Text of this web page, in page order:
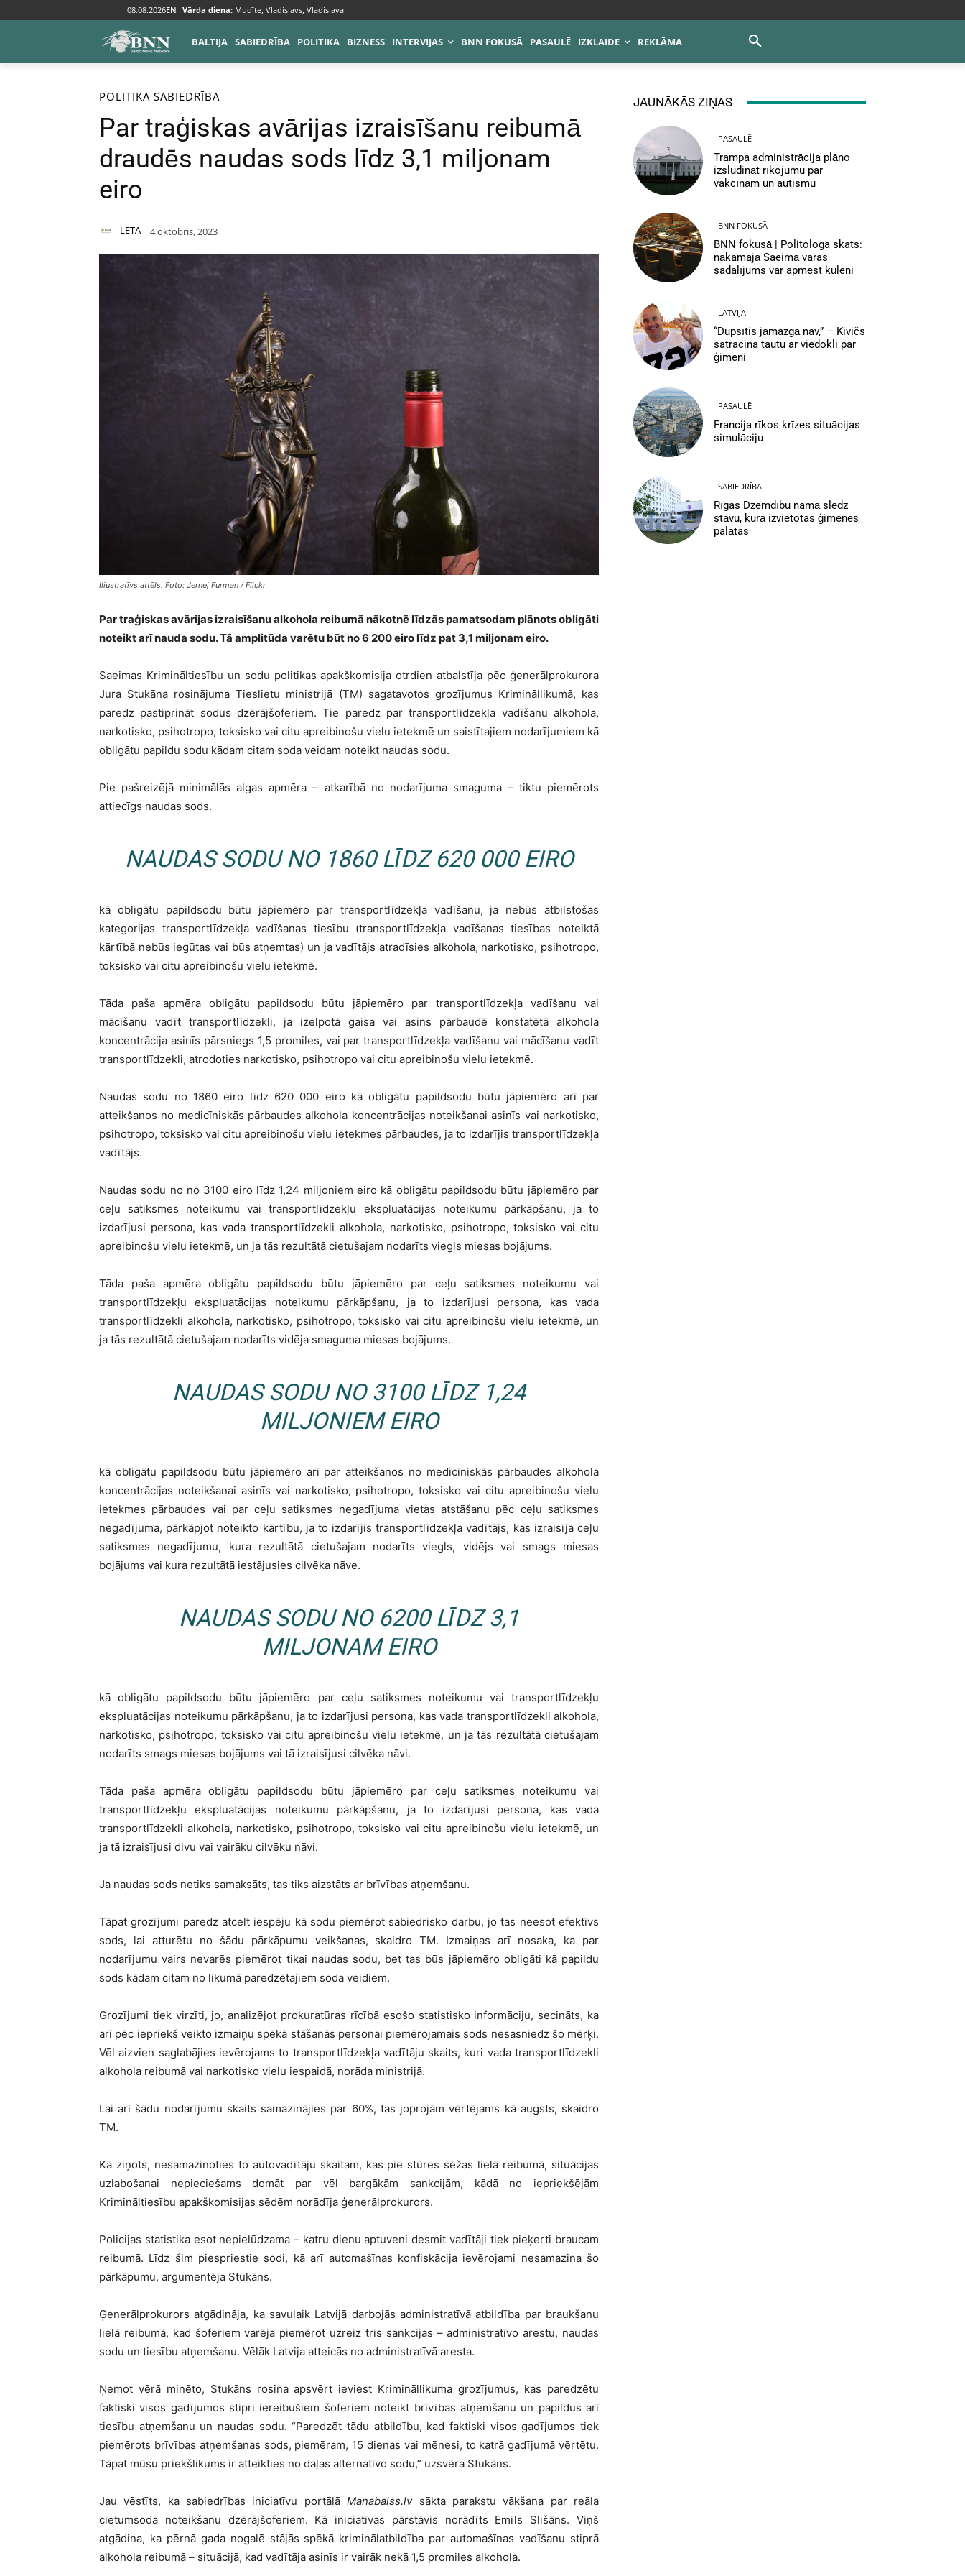
08.08.2026EN Vārda diena: Mudīte, Vladislavs, Vladislava
BALTIJA SABIEDRĪBA POLITIKA BIZNESS INTERVIJAS BNN FOKUSĀ PASAULĒ IZKLAIDE REKLĀMA
Sākums Politika
POLITIKA SABIEDRĪBA
Par traģiskas avārijas izraisīšanu reibumā
draudēs naudas sods līdz 3,1 miljonam
eiro
LETA 4 oktobris, 2023
Iliustratīvs attēls. Foto: Jernej Furman / Flickr
Par traģiskas avārijas izraisīšanu alkohola reibumā nākotnē līdzās pamatsodam plānots obligāti
noteikt arī nauda sodu. Tā amplitūda varētu būt no 6 200 eiro līdz pat 3,1 miljonam eiro.
Saeimas Krimināltiesību un sodu politikas apakškomisija otrdien atbalstīja pēc ģenerālprokurora
Jura Stukāna rosinājuma Tieslietu ministrijā (TM) sagatavotos grozījumus Krimināllikumā, kas
paredz pastiprināt sodus dzērājšoferiem. Tie paredz par transportlīdzekļa vadīšanu alkohola,
narkotisko, psihotropo, toksisko vai citu apreibinošu vielu ietekmē un saistītajiem nodarījumiem kā
obligātu papildu sodu kādam citam soda veidam noteikt naudas sodu.
Pie pašreizējā minimālās algas apmēra – atkarībā no nodarījuma smaguma – tiktu piemērots
attiecīgs naudas sods.
NAUDAS SODU NO 1860 LĪDZ 620 000 EIRO
kā obligātu papildsodu būtu jāpiemēro par transportlīdzekļa vadīšanu, ja nebūs atbilstošas
kategorijas transportlīdzekļa vadīšanas tiesību (transportlīdzekļa vadīšanas tiesības noteiktā
kārtībā nebūs iegūtas vai būs atņemtas) un ja vadītājs atradīsies alkohola, narkotisko, psihotropo,
toksisko vai citu apreibinošu vielu ietekmē.
Tāda paša apmēra obligātu papildsodu būtu jāpiemēro par transportlīdzekļa vadīšanu vai
mācīšanu vadīt transportlīdzekli, ja izelpotā gaisa vai asins pārbaudē konstatētā alkohola
koncentrācija asinīs pārsniegs 1,5 promiles, vai par transportlīdzekļa vadīšanu vai mācīšanu vadīt
transportlīdzekli, atrodoties narkotisko, psihotropo vai citu apreibinošu vielu ietekmē.
Naudas sodu no 1860 eiro līdz 620 000 eiro kā obligātu papildsodu būtu jāpiemēro arī par
atteikšanos no medicīniskās pārbaudes alkohola koncentrācijas noteikšanai asinīs vai narkotisko,
psihotropo, toksisko vai citu apreibinošu vielu ietekmes pārbaudes, ja to izdarījis transportlīdzekļa
vadītājs.
Naudas sodu no no 3100 eiro līdz 1,24 miljoniem eiro kā obligātu papildsodu būtu jāpiemēro par
ceļu satiksmes noteikumu vai transportlīdzekļu ekspluatācijas noteikumu pārkāpšanu, ja to
izdarījusi persona, kas vada transportlīdzekli alkohola, narkotisko, psihotropo, toksisko vai citu
apreibinošu vielu ietekmē, un ja tās rezultātā cietušajam nodarīts viegls miesas bojājums.
Tāda paša apmēra obligātu papildsodu būtu jāpiemēro par ceļu satiksmes noteikumu vai
transportlīdzekļu ekspluatācijas noteikumu pārkāpšanu, ja to izdarījusi persona, kas vada
transportlīdzekli alkohola, narkotisko, psihotropo, toksisko vai citu apreibinošu vielu ietekmē, un
ja tās rezultātā cietušajam nodarīts vidēja smaguma miesas bojājums.
NAUDAS SODU NO 3100 LĪDZ 1,24
MILJONIEM EIRO
kā obligātu papildsodu būtu jāpiemēro arī par atteikšanos no medicīniskās pārbaudes alkohola
koncentrācijas noteikšanai asinīs vai narkotisko, psihotropo, toksisko vai citu apreibinošu vielu
ietekmes pārbaudes vai par ceļu satiksmes negadījuma vietas atstāšanu pēc ceļu satiksmes
negadījuma, pārkāpjot noteikto kārtību, ja to izdarījis transportlīdzekļa vadītājs, kas izraisīja ceļu
satiksmes negadījumu, kura rezultātā cietušajam nodarīts viegls, vidējs vai smags miesas
bojājums vai kura rezultātā iestājusies cilvēka nāve.
NAUDAS SODU NO 6200 LĪDZ 3,1
MILJONAM EIRO
kā obligātu papildsodu būtu jāpiemēro par ceļu satiksmes noteikumu vai transportlīdzekļu
ekspluatācijas noteikumu pārkāpšanu, ja to izdarījusi persona, kas vada transportlīdzekli alkohola,
narkotisko, psihotropo, toksisko vai citu apreibinošu vielu ietekmē, un ja tās rezultātā cietušajam
nodarīts smags miesas bojājums vai tā izraisījusi cilvēka nāvi.
Tāda paša apmēra obligātu papildsodu būtu jāpiemēro par ceļu satiksmes noteikumu vai
transportlīdzekļu ekspluatācijas noteikumu pārkāpšanu, ja to izdarījusi persona, kas vada
transportlīdzekli alkohola, narkotisko, psihotropo, toksisko vai citu apreibinošu vielu ietekmē, un
ja tā izraisījusi divu vai vairāku cilvēku nāvi.
Ja naudas sods netiks samaksāts, tas tiks aizstāts ar brīvības atņemšanu.
Tāpat grozījumi paredz atcelt iespēju kā sodu piemērot sabiedrisko darbu, jo tas neesot efektīvs
sods, lai atturētu no šādu pārkāpumu veikšanas, skaidro TM. Izmaiņas arī nosaka, ka par
nodarījumu vairs nevarēs piemērot tikai naudas sodu, bet tas būs jāpiemēro obligāti kā papildu
sods kādam citam no likumā paredzētajiem soda veidiem.
Grozījumi tiek virzīti, jo, analizējot prokuratūras rīcībā esošo statistisko informāciju, secināts, ka
arī pēc iepriekš veikto izmaiņu spēkā stāšanās personai piemērojamais sods nesasniedz šo mērķi.
Vēl aizvien saglabājies ievērojams to transportlīdzekļa vadītāju skaits, kuri vada transportlīdzekli
alkohola reibumā vai narkotisko vielu iespaidā, norāda ministrijā.
Lai arī šādu nodarījumu skaits samazinājies par 60%, tas joprojām vērtējams kā augsts, skaidro
TM.
Kā ziņots, nesamazinoties to autovadītāju skaitam, kas pie stūres sēžas lielā reibumā, situācijas
uzlabošanai nepieciešams domāt par vēl bargākām sankcijām, kādā no iepriekšējām
Krimināltiesību apakškomisijas sēdēm norādīja ģenerālprokurors.
Policijas statistika esot nepielūdzama – katru dienu aptuveni desmit vadītāji tiek pieķerti braucam
reibumā. Līdz šim piespriestie sodi, kā arī automašīnas konfiskācija ievērojami nesamazina šo
pārkāpumu, argumentēja Stukāns.
Ģenerālprokurors atgādināja, ka savulaik Latvijā darbojās administratīvā atbildība par braukšanu
lielā reibumā, kad šoferiem varēja piemērot uzreiz trīs sankcijas – administratīvo arestu, naudas
sodu un tiesību atņemšanu. Vēlāk Latvija atteicās no administratīvā aresta.
Ņemot vērā minēto, Stukāns rosina apsvērt ieviest Krimināllikuma grozījumus, kas paredzētu
faktiski visos gadījumos stipri iereibušiem šoferiem noteikt brīvības atņemšanu un papildus arī
tiesību atņemšanu un naudas sodu. “Paredzēt tādu atbildību, kad faktiski visos gadījumos tiek
piemērots brīvības atņemšanas sods, piemēram, 15 dienas vai mēnesi, to katrā gadījumā vērtētu.
Tāpat mūsu priekšlikums ir atteikties no daļas alternatīvo sodu,” uzsvēra Stukāns.
Jau vēstīts, ka sabiedrības iniciatīvu portālāManabalss.lvsākta parakstu vākšana par reāla
cietumsoda noteikšanu dzērājšoferiem. Kā iniciatīvas pārstāvis norādīts Emīls Slišāns. Viņš
atgādina, ka pērnā gada nogalē stājās spēkā kriminālatbildība par automašīnas vadīšanu stiprā
alkohola reibumā – situācijā, kad vadītāja asinīs ir vairāk nekā 1,5 promiles alkohola.
JAUNĀKĀS ZIŅAS
PASAULĒ
Trampa administrācija plāno
izsludināt rīkojumu par
vakcīnām un autismu
BNN FOKUSĀ
BNN fokusā | Politologa skats:
nākamajā Saeimā varas
sadalījums var apmest kūleni
LATVIJA
“Dupsītis jāmazgā nav,” – Kivičs
satracina tautu ar viedokli par
ģimeni
PASAULĒ
Francija rīkos krīzes situācijas
simulāciju
SABIEDRĪBA
Rīgas Dzemdību namā slēdz
stāvu, kurā izvietotas ģimenes
palātas